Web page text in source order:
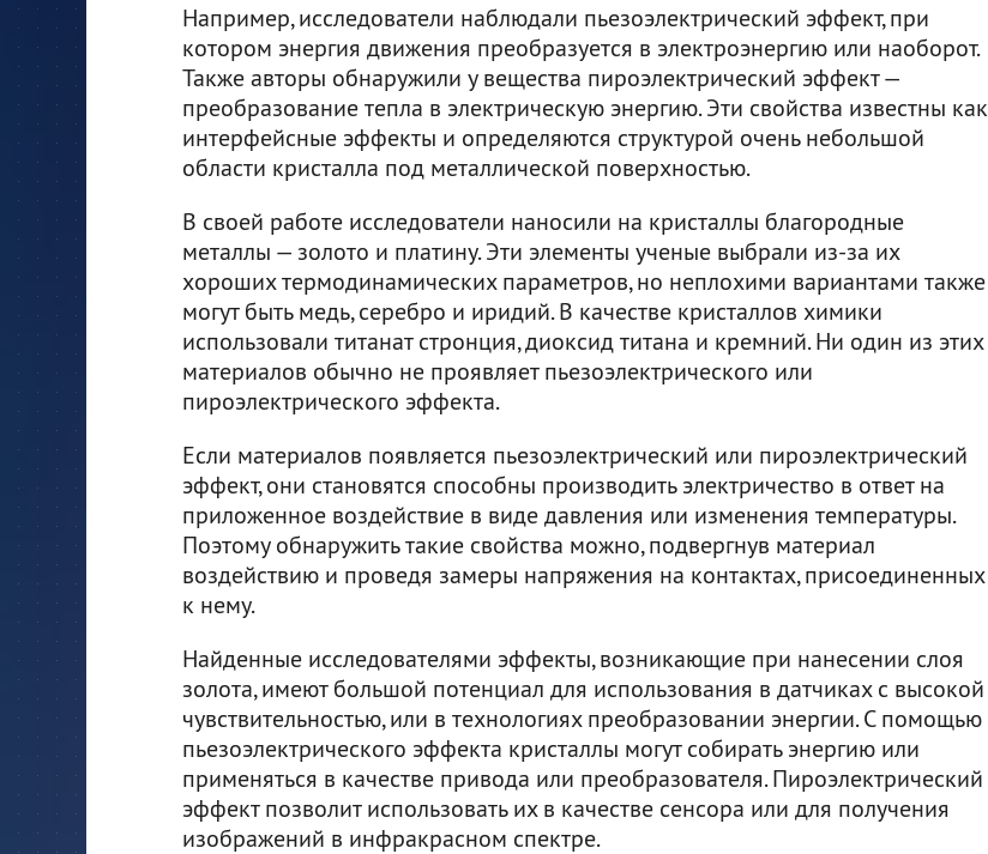
Например, исследователи наблюдали пьезоэлектрический эффект, при
котором энергия движения преобразуется в электроэнергию или наоборот.
Также авторы обнаружили у вещества пироэлектрический эффект —
преобразование тепла в электрическую энергию. Эти свойства известны как
интерфейсные эффекты и определяются структурой очень небольшой
области кристалла под металлической поверхностью.
В своей работе исследователи наносили на кристаллы благородные
металлы — золото и платину. Эти элементы ученые выбрали из-за их
хороших термодинамических параметров, но неплохими вариантами также
могут быть медь, серебро и иридий. В качестве кристаллов химики
использовали титанат стронция, диоксид титана и кремний. Ни один из этих
материалов обычно не проявляет пьезоэлектрического или
пироэлектрического эффекта.
Если материалов появляется пьезоэлектрический или пироэлектрический
эффект, они становятся способны производить электричество в ответ на
приложенное воздействие в виде давления или изменения температуры.
Поэтому обнаружить такие свойства можно, подвергнув материал
воздействию и проведя замеры напряжения на контактах, присоединенных
к нему.
Найденные исследователями эффекты, возникающие при нанесении слоя
золота, имеют большой потенциал для использования в датчиках с высокой
чувствительностью, или в технологиях преобразовании энергии. С помощью
пьезоэлектрического эффекта кристаллы могут собирать энергию или
применяться в качестве привода или преобразователя. Пироэлектрический
эффект позволит использовать их в качестве сенсора или для получения
изображений в инфракрасном спектре.